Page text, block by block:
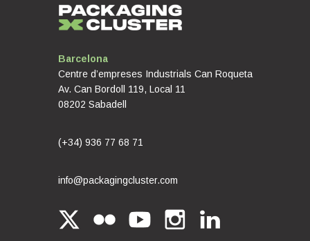
Barcelona
Centre d’empreses Industrials Can Roqueta
Av. Can Bordoll 119, Local 11
08202 Sabadell
(+34) 936 77 68 71
info@packagingcluster.com